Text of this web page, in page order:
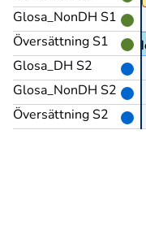
Glosa_NonDH S1
Översättning S1
Glosa_DH S2
Glosa_NonDH S2
Översättning S2
och ingen av dom